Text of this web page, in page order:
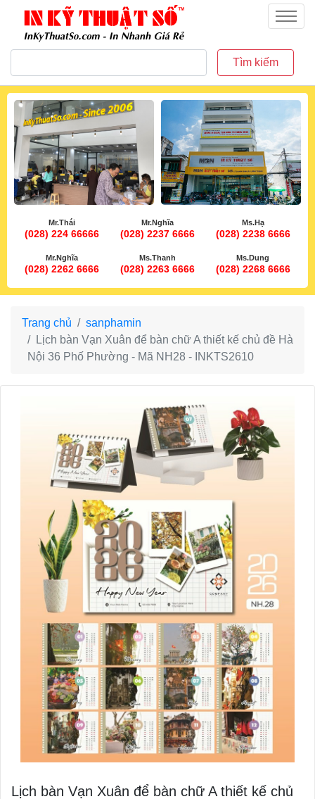
inkythuatso.com
Menu
Tìm kiếm
Mr.Thái
(028) 224 66666
Mr.Nghĩa
(028) 2237 6666
Ms.Hạ
(028) 2238 6666
Mr.Nghĩa
(028) 2262 6666
Ms.Thanh
(028) 2263 6666
Ms.Dung
(028) 2268 6666
Trang chủ
sanphamin
Lịch bàn Vạn Xuân để bàn chữ A thiết kế chủ đề Hà
Nội 36 Phố Phường - Mã NH28 - INKTS2610
Lịch bàn Vạn Xuân để bàn chữ A thiết kế chủ